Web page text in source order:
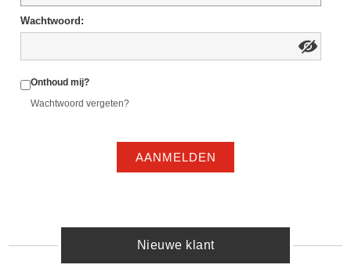
Wachtwoord:
Onthoud mij?
Wachtwoord vergeten?
AANMELDEN
Nieuwe klant